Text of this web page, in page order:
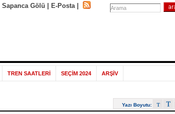
Sapanca Gölü E-Posta|
TREN SAATLERİ SEÇİM 2024 ARŞİV
Yazı Boyutu: